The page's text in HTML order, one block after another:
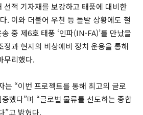
선적 기자재를 보강하고 태풍에 대비한
. 이와 더불어 우천 등 돌발 상황에도 철
중 제6호 태풍 ‘인파(IN-FA)’를 만났을
정과 현지의 비상예비 장치 운용을 통해
무리했다.
는 “이번 프로젝트를 통해 최고의 글로
했다”며 “글로벌 물류를 선도하는 종합
”고 밝혔다.